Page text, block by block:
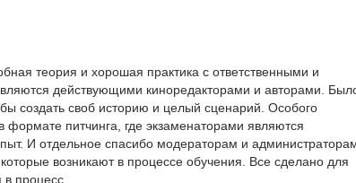
теория и хорошая практика с ответственными и
действующими киноредакторами и авторами.
создать своб историю и целый сценарий. Особого
формате питчинга, где экзаменаторами являются
И отдельное спасибо модераторам и
возникают в процессе обучения. Все сделано для
в процесс